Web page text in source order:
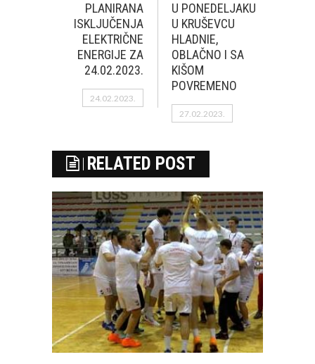
PLANIRANA
ISKLJUČENJA
ELEKTRIČNE
ENERGIJE ZA
24.02.2023.
24.02.2023.
U PONEDELJAKU
U KRUŠEVCU
HLADNIE,
OBLAČNO I SA
KIŠOM
POVREMENO
27.02.2023.
RELATED POST